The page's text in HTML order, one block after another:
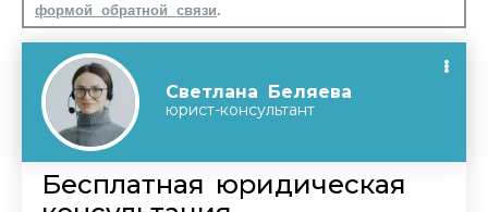
формой обратной связи.